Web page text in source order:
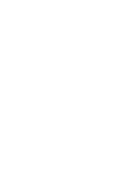
SAINES
CORPS